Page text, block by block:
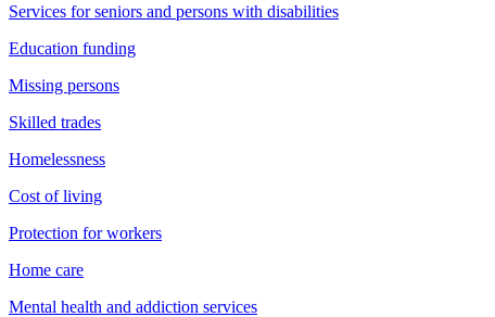
Services for seniors and persons with disabilities
Education funding
Missing persons
Skilled trades
Homelessness
Cost of living
Protection for workers
Home care
Mental health and addiction services